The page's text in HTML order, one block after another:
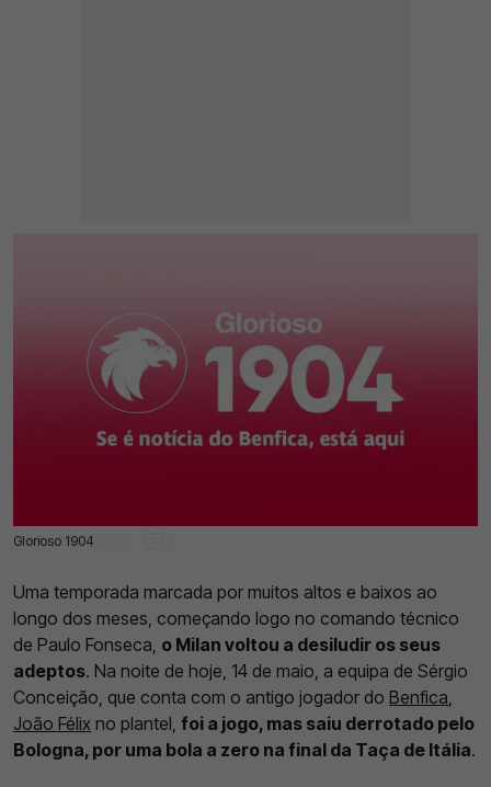
Glorioso 1904
14 Mai 2025 | 23:08 |
Uma temporada marcada por muitos altos e baixos ao
longo dos meses, começando logo no comando técnico
de Paulo Fonseca, o Milan voltou a desiludir os seus
adeptos. Na noite de hoje, 14 de maio, a equipa de Sérgio
Conceição, que conta com o antigo jogador do Benfica,
João Félix no plantel, foi a jogo, mas saiu derrotado pelo
Bologna, por uma bola a zero na final da Taça de Itália.